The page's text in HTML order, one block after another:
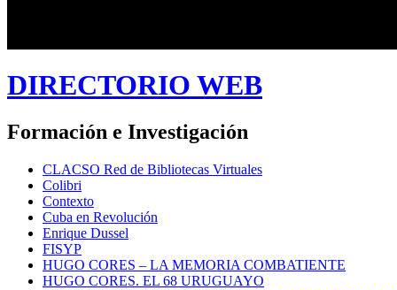
DIRECTORIO WEB
Formación e Investigación
CLACSO Red de Bibliotecas Virtuales
Colibri
Contexto
Cuba en Revolución
Enrique Dussel
FISYP
HUGO CORES – LA MEMORIA COMBATIENTE
HUGO CORES. EL 68 URUGUAYO